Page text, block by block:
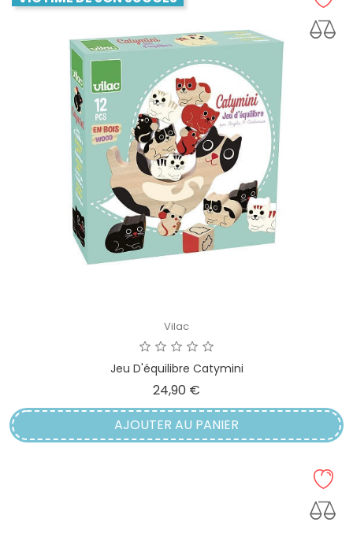
Vilac
Jeu D'équilibre Catymini
24,90 €
AJOUTER AU PANIER